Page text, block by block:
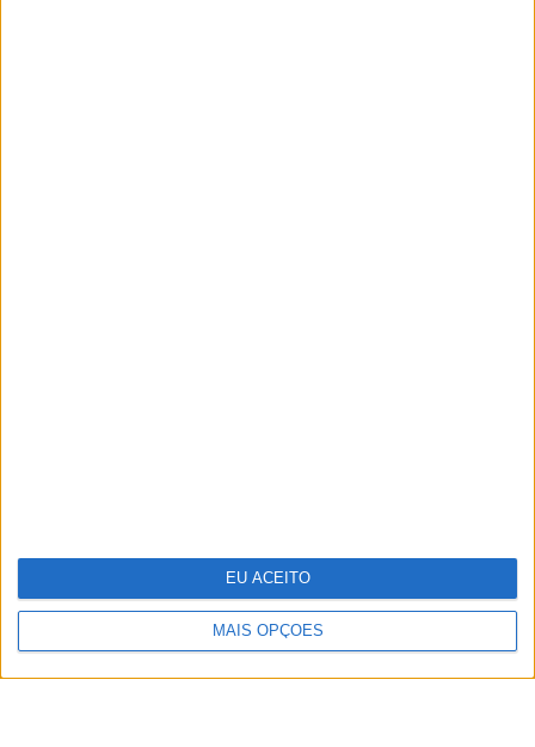
MAIS OPÇÕES
EU ACEITO
Copyright © Trust in News. Todos os direitos reservados.